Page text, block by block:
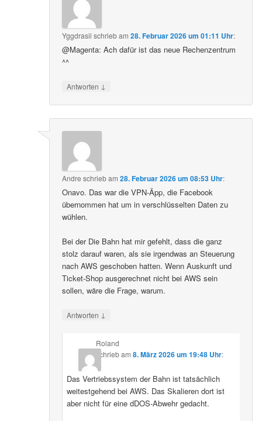
Yggdrasil schriebam28. Februar 2026 um 01:11 Uhr:
@Magenta: Ach dafür ist das neue Rechenzentrum
^^
Antworten ↓
Andre schriebam28. Februar 2026 um 08:53 Uhr:
Onavo. Das war die VPN-Äpp, die Facebook
übernommen hat um in verschlüsselten Daten zu
wühlen.
Bei der Die Bahn hat mir gefehlt, dass die ganz
stolz darauf waren, als sie irgendwas an Steuerung
nach AWS geschoben hatten. Wenn Auskunft und
Ticket-Shop ausgerechnet nicht bei AWS sein
sollen, wäre die Frage, warum.
Antworten ↓
Roland
schriebam 8. März 2026 um 19:48 Uhr:
Das Vertriebssystem der Bahn ist tatsächlich
weitestgehend bei AWS. Das Skalieren dort ist
aber nicht für eine dDOS-Abwehr gedacht.